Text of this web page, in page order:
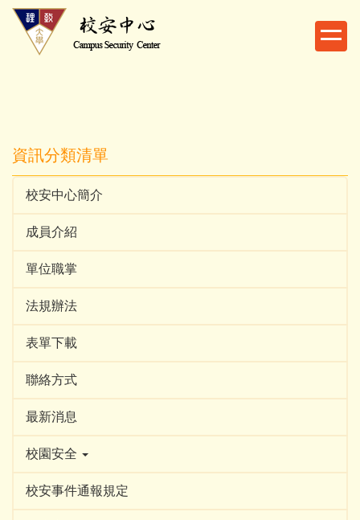
跳
資訊分類清單
校安中心簡介
成員介紹
單位職掌
法規辦法
表單下載
聯絡方式
最新消息
校園安全
校安事件通報規定